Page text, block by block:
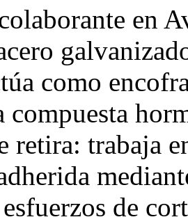
en
como
compuesta
retira: trabaja
de